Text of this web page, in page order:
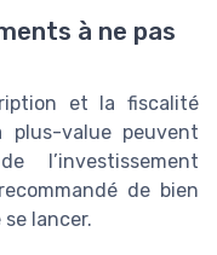
à ne pas
et la fiscalité
plus-value peuvent
l’investissement
de bien
lancer.